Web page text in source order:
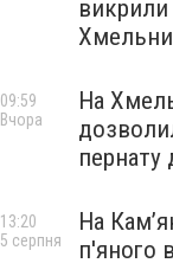
викрили
На
пернату
09:59
Вчора
На
п'яного
13:20
5 серпня